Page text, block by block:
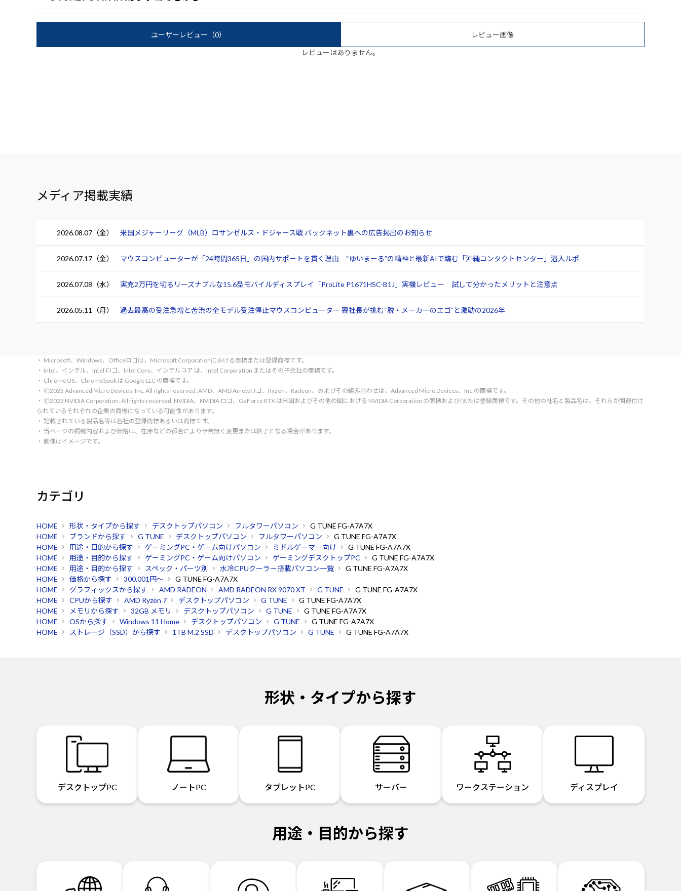
ユーザーレビュー （0） レビュー画像
レビューはありません。
メディア掲載実績
2026.08.07（金） 米国メジャーリーグ（MLB）ロサンゼルス・ドジャース戦 バックネット裏への広告掲出のお知らせ
2026.07.17（金） マウスコンピューターが「24時間365日」の国内サポートを貫く理由 “ゆいまーる”の精神と最新AIで臨む「沖縄コンタクトセンター」潜入ルポ
2026.07.08（水） 実売2万円を切るリーズナブルな15.6型モバイルディスプレイ「ProLite P1671HSC-B1J」実機レビュー 試して分かったメリットと注意点
2026.05.11（月） 過去最高の受注急増と苦渋の全モデル受注停止――マウスコンピューター 軣社長が挑む“脱・メーカーのエゴ”と激動の2026年
・ Microsoft、Windows、Officeロゴは、Microsoft Corporationにおける商標または登録商標です。
・ Intel、インテル、Intel ロゴ、Intel Core、インテルコア は、Intel Corporation またはその子会社の商標です。
・ ChromeOS、Chromebook は Google LLC の商標です。
・ 🄫2023 Advanced Micro Devices, Inc. All rights reserved. AMD、AMD Arrowロゴ、Ryzen、Radeon、およびその組み合わせは、Advanced Micro Devices、Inc.の商標です。
・ 🄫2023 NVIDIA Corporation. All rights reserved. NVIDIA、NVIDIA ロゴ、GeForce RTX は米国およびその他の国における NVIDIA Corporation の商標および/または登録商標です。その他の社名と製品名は、それらが関連付け
られているそれぞれの企業の商標になっている可能性があります。
・ 記載されている製品名等は各社の登録商標あるいは商標です。
・ 当ページの掲載内容および価格は、在庫などの都合により予告無く変更または終了となる場合があります。
・ 画像はイメージです。
カテゴリ
HOME 形状・タイプから探す デスクトップパソコン フルタワーパソコン
G TUNE FG-A7A7X
HOME
ブランドから探す G TUNE デスクトップパソコン フルタワーパソコン
G TUNE FG-A7A7X
HOME
用途・目的から探す ゲーミングPC・ゲーム向けパソコン ミドルゲーマー向け
G TUNE FG-A7A7X
HOME
用途・目的から探す ゲーミングPC・ゲーム向けパソコン ゲーミングデスクトップPC
G TUNE FG-A7A7X
HOME
用途・目的から探す スペック・パーツ別 水冷CPUクーラー搭載パソコン一覧
G TUNE FG-A7A7X
HOME
価格から探す 300,001円～
G TUNE FG-A7A7X
HOME
グラフィックスから探す AMD RADEON AMD RADEON RX 9070 XT G TUNE
G TUNE FG-A7A7X
HOME
CPUから探す AMD Ryzen 7 デスクトップパソコン G TUNE
G TUNE FG-A7A7X
HOME
メモリから探す 32GB メモリ デスクトップパソコン G TUNE
G TUNE FG-A7A7X
HOME
OSから探す Windows 11 Home デスクトップパソコン G TUNE
G TUNE FG-A7A7X
HOME
ストレージ（SSD）から探す 1TB M.2 SSD デスクトップパソコン G TUNE G TUNE FG-A7A7X
形状・タイプから探す
デスクトップPC ノートPC タブレットPC サーバー ワークステーション ディスプレイ
用途・目的から探す